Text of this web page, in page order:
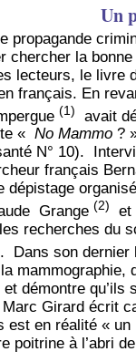
Un
propagande
chercher la
lecteurs, le livre
français. En
(1)
avait
« No Mammo ?
N° 10).
français
dépistage
Grange (2)
et
recherches du
Dans son
mammographie,
démontre qu’ils
Girard écrit
est en réalité «
poitrine à l’abri